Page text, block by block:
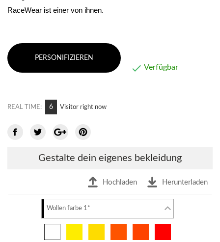
RaceWear ist einer von ihnen.
PERSONIFIZIEREN
 Verfügbar
REAL TIME: 6 Visitor right now
Gestalte dein eigenes bekleidung
Hochladen Herunterladen
Wollen farbe 1*